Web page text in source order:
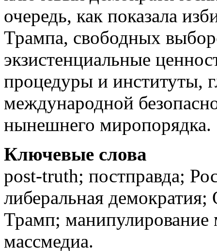
очередь, как показала
Трампа, свободных
экзистенциальные
процедуры и институты,
международной
нынешнего миропорядка.
Ключевые слова
post-truth; постправда;
либеральная
Трамп; манипулирование
массмедиа.